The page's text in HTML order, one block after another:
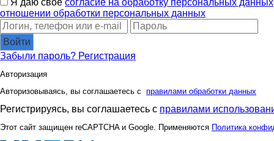
отношении обработки персональных данных
Войти
Забыли пароль? Регистрация
Авторизация
Авторизовываясь, вы соглашаетесь с правилами обработки данных
Регистрируясь, вы соглашаетесь с правилами
Этот сайт защищен reCAPTCHA и Google. Применяются Политика